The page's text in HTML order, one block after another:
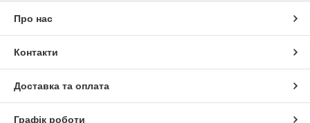
Про нас
Контакти
Доставка та оплата
Графік роботи